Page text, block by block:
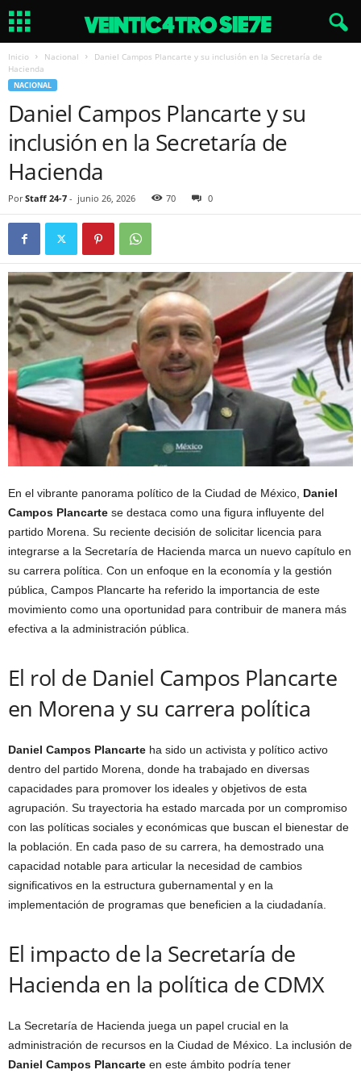
Inicio Nacional
Daniel Campos Plancarte y su inclusión en la Secretaría de
Hacienda
NACIONAL
Daniel Campos Plancarte y su
inclusión en la Secretaría de
Hacienda
Por Staff 24-7 - junio 26, 2026 70 0
En el vibrante panorama político de la Ciudad de México, Daniel
Campos Plancarte se destaca como una figura influyente del
partido Morena. Su reciente decisión de solicitar licencia para
integrarse a la Secretaría de Hacienda marca un nuevo capítulo en
su carrera política. Con un enfoque en la economía y la gestión
pública, Campos Plancarte ha referido la importancia de este
movimiento como una oportunidad para contribuir de manera más
efectiva a la administración pública.
El rol de Daniel Campos Plancarte
en Morena y su carrera política
Daniel Campos Plancarte ha sido un activista y político activo
dentro del partido Morena, donde ha trabajado en diversas
capacidades para promover los ideales y objetivos de esta
agrupación. Su trayectoria ha estado marcada por un compromiso
con las políticas sociales y económicas que buscan el bienestar de
la población. En cada paso de su carrera, ha demostrado una
capacidad notable para articular la necesidad de cambios
significativos en la estructura gubernamental y en la
implementación de programas que beneficien a la ciudadanía.
El impacto de la Secretaría de
Hacienda en la política de CDMX
La Secretaría de Hacienda juega un papel crucial en la
administración de recursos en la Ciudad de México. La inclusión de
Daniel Campos Plancarte en este ámbito podría tener